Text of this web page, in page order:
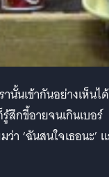
านั้นเข้ากันอย่างเห็นได้
สึกขี้อายจนเกินเบอร์
า ‘ฉันสนใจเธอนะ’